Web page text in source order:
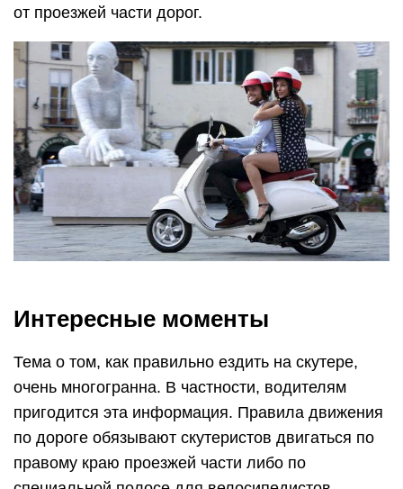
от проезжей части дорог.
Интересные моменты
Тема о том, как правильно ездить на скутере,
очень многогранна. В частности, водителям
пригодится эта информация. Правила движения
по дороге обязывают скутеристов двигаться по
правому краю проезжей части либо по